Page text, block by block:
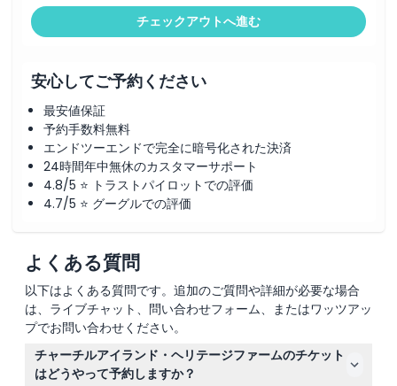
チェックアウトへ進む
安心してご予約ください
最安値保証
予約手数料無料
エンドツーエンドで完全に暗号化された決済
24時間年中無休のカスタマーサポート
4.8/5 ⭐ トラストパイロットでの評価
4.7/5 ⭐ グーグルでの評価
よくある質問
以下はよくある質問です。追加のご質問や詳細が必要な場合
は、ライブチャット、問い合わせフォーム、またはワッツアッ
プでお問い合わせください。
チャーチルアイランド・ヘリテージファームのチケット
はどうやって予約しますか？